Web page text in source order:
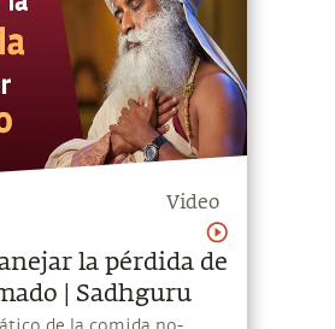
Video
la pérdida de
| Sadhguru